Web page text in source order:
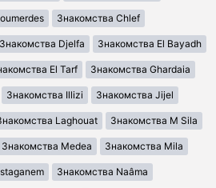
Знакомства Chlef
Знакомства Djelfa Знакомства El Bayadh
El Tarf Знакомства Ghardaia
Знакомства Illizi Знакомства Jijel
Laghouat Знакомства M Sila
Знакомства Medea Знакомства Mila
Знакомства Naâma